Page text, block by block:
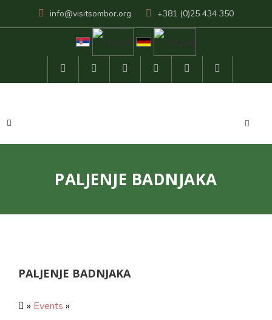
info@visitsombor.org +381 (0)25 434 350
PALJENJE BADNJAKA
PALJENJE BADNJAKA
» Events »